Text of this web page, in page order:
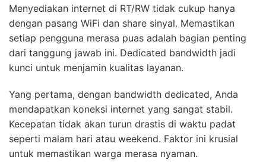
Menyediakan internet di RT/RW tidak cukup hanya
dengan pasang WiFi dan share sinyal. Memastikan
setiap pengguna merasa puas adalah bagian penting
dari tanggung jawab ini. Dedicated bandwidth jadi
kunci untuk menjamin kualitas layanan.
Yang pertama, dengan bandwidth dedicated, Anda
mendapatkan koneksi internet yang sangat stabil.
Kecepatan tidak akan turun drastis di waktu padat
seperti malam hari atau weekend. Faktor ini krusial
untuk memastikan warga merasa nyaman.